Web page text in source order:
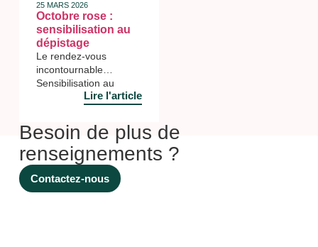
25 MARS 2026
Octobre rose :
sensibilisation au
dépistage
Le rendez-vous
incontournable
Sensibilisation au
dépistage Ce jeudi 9
Camus participé à la
campagne de
sensibilisation au
dépistage du cancer du
sein pour soutenir cet
évènement planétaire.
Lire l'article
Besoin de plus de
renseignements ?
Contactez-nous